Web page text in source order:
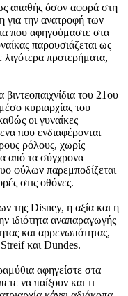
απαθής όσον αφορά στη
για την ανατροφή των
που αφηγούμαστε στα
παρουσιάζεται ως
προτερήματα,
του 21ου
κυριαρχίας του
οι γυναίκες
που ενδιαφέρονται
ρόλους, χωρίς
από τα σύγχρονα
φύλων παρεμποδίζεται
στις οθόνες.
της Disney, η αξία και η
ιδιότητα αναπαραγωγής
και αρρενωπότητας,
και Dundes.
αφηγείστε στα
να παίξουν και τι